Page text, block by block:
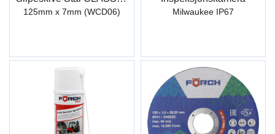
125mm x 7mm (WCD06) Milwaukee IP67